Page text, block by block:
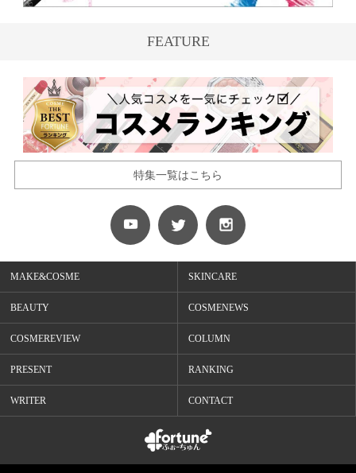
FEATURE
特集一覧はこちら
MAKE&COSME SKINCARE
BEAUTY COSMENEWS
COSMEREVIEW COLUMN
PRESENT RANKING
WRITER CONTACT